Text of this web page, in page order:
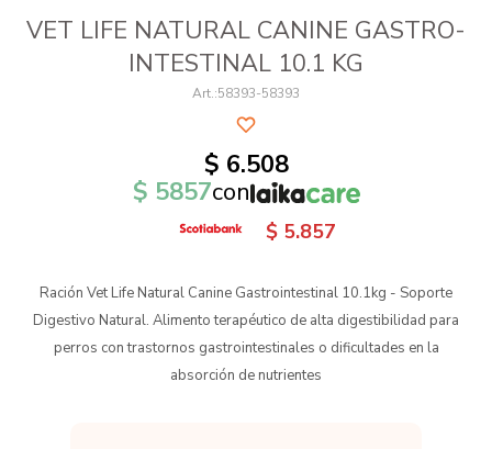
VET LIFE NATURAL CANINE GASTRO-
INTESTINAL 10.1 KG
58393-58393
$ 6.508
$ 5857con
$ 5.857
Ración Vet Life Natural Canine Gastrointestinal 10.1kg - Soporte
Digestivo Natural. Alimento terapéutico de alta digestibilidad para
perros con trastornos gastrointestinales o dificultades en la
absorción de nutrientes